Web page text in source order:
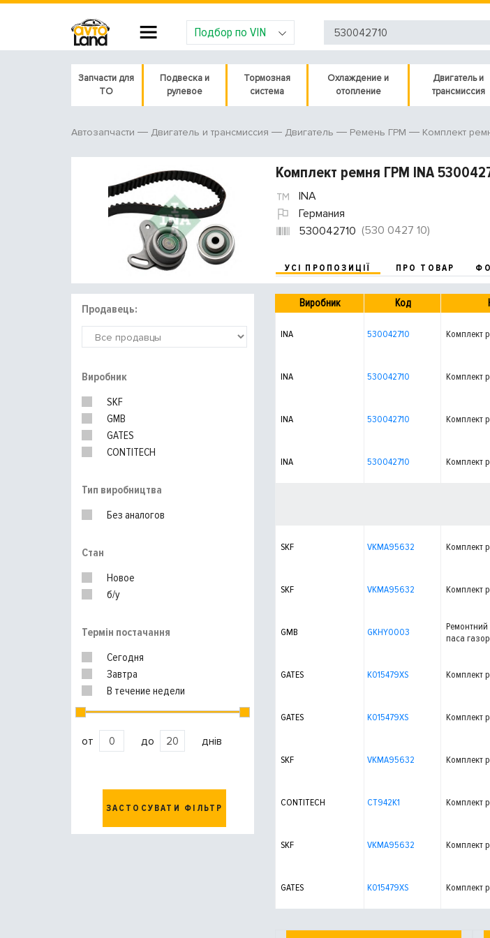
Подбор по VIN
Запчасти для
ТО
Подвеска и
рулевое
Тормозная
система
Охлаждение и
отопление
Двигатель и
трансмиссия
Автозапчасти Двигатель и трансмиссия Двигатель Ремень ГРМ Комплект
Комплект ремня ГРМ INA
INA
Германия
530042710 (530 0427 10)
УСІ ПРОПОЗИЦІЇ ПРО ТОВАР
Продавець:
Виробник
SKF
GMB
GATES
CONTITECH
Тип виробництва
Без аналогов
Стан
Новое
б/у
Термін постачання
Сегодня
Завтра
В течение недели
от до днів
ЗАСТОСУВАТИ ФІЛЬТР
Виробник Код
INA 530042710 Комплект
INA 530042710 Комплект
INA 530042710 Комплект
INA 530042710 Комплект
SKF VKMA95632 Комплект
SKF VKMA95632 Комплект
GMB GKHY0003
паса
GATES K015479XS Комплект
GATES K015479XS Комплект
SKF VKMA95632 Комплект
CONTITECH CT942K1 Комплект
SKF VKMA95632 Комплект
GATES K015479XS Комплект